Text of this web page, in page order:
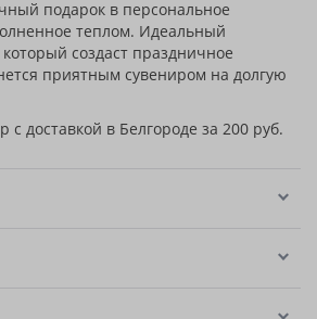
подарок в персональное
теплом. Идеальный
создаст праздничное
приятным сувениром на долгую
с доставкой в Белгороде за 200 руб.